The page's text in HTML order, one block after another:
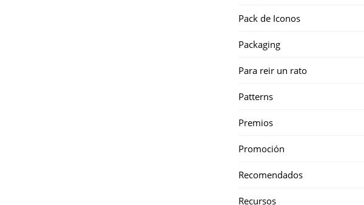
Pack de Iconos
Packaging
Para reir un rato
Patterns
Premios
Promoción
Recomendados
Recursos